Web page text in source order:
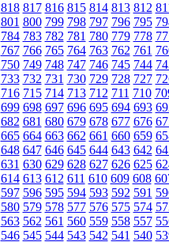
818 817 816 815 814 813 812
801 800 799 798 797 796 795
784 783 782 781 780 779 778
767 766 765 764 763 762 761
750 749 748 747 746 745 744
733 732 731 730 729 728 727
716 715 714 713 712 711 710
699 698 697 696 695 694 693
682 681 680 679 678 677 676
665 664 663 662 661 660 659
648 647 646 645 644 643 642
631 630 629 628 627 626 625
614 613 612 611 610 609 608
597 596 595 594 593 592 591
580 579 578 577 576 575 574
563 562 561 560 559 558 557
546 545 544 543 542 541 540